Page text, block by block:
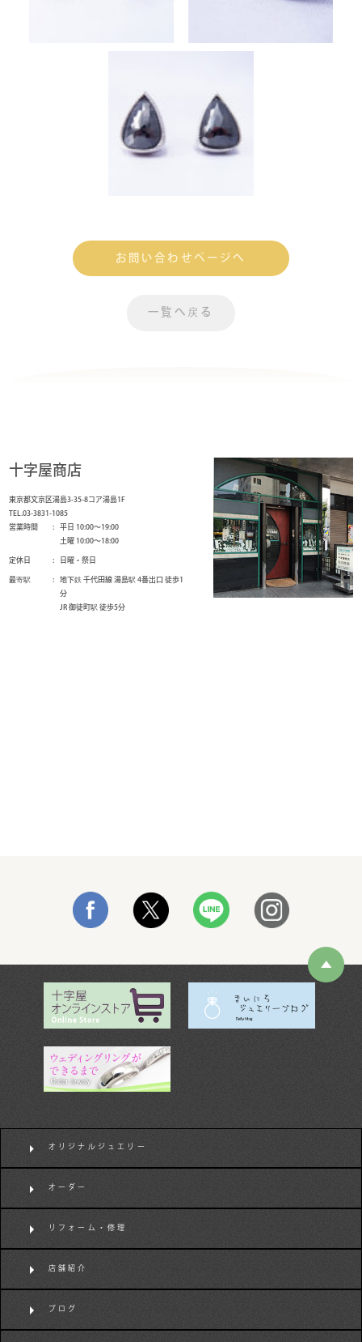
お問い合わせページへ
一覧へ戻る
十字屋商店
東京都文京区湯島3-35-8コア湯島1F
TEL.03-3831-1085
営業時間
平日 10:00～19:00
土曜 10:00～18:00
定休日
日曜・祭日
最寄駅
地下鉄 千代田線 湯島駅 4番出口 徒歩1
分
JR 御徒町駅 徒歩5分
オリジナルジュエリー
オーダー
リフォーム・修理
店舗紹介
ブログ